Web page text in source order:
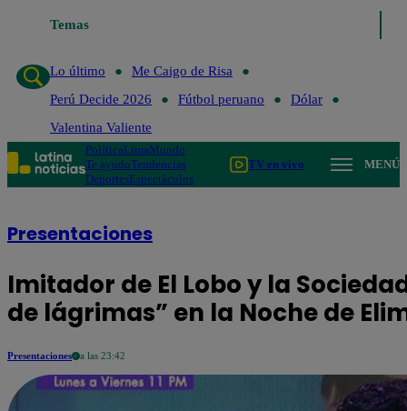
Temas
Lo último
Me Caigo de Risa
Perú Decide 2026
Fútbol peruano
Dólar
Valentina Valiente
PolíticaLimaMundo
Te ayudoTendencias
DeportesEspectáculos
TV en vivo MENÚ
Presentaciones
Imitador de El Lobo y la
de lágrimas” en la Noche de
Presentaciones a las 23:42